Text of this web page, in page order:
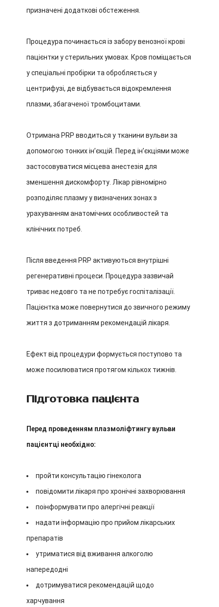
призначені додаткові обстеження.
Процедура починається із забору венозної крові
пацієнтки у стерильних умовах. Кров поміщається
у спеціальні пробірки та обробляється у
центрифузі, де відбувається відокремлення
плазми, збагаченої тромбоцитами.
Отримана PRP вводиться у тканини вульви за
допомогою тонких інʼєкцій. Перед інʼєкціями може
застосовуватися місцева анестезія для
зменшення дискомфорту. Лікар рівномірно
розподіляє плазму у визначених зонах з
урахуванням анатомічних особливостей та
клінічних потреб.
Після введення PRP активуються внутрішні
регенеративні процеси. Процедура зазвичай
триває недовго та не потребує госпіталізації.
Пацієнтка може повернутися до звичного режиму
життя з дотриманням рекомендацій лікаря.
Ефект від процедури формується поступово та
може посилюватися протягом кількох тижнів.
Підготовка пацієнта
Перед проведенням плазмоліфтингу вульви
пацієнтці необхідно:
пройти консультацію гінеколога
повідомити лікаря про хронічні захворювання
поінформувати про алергічні реакції
надати інформацію про прийом лікарських
препаратів
утриматися від вживання алкоголю
напередодні
дотримуватися рекомендацій щодо
харчування